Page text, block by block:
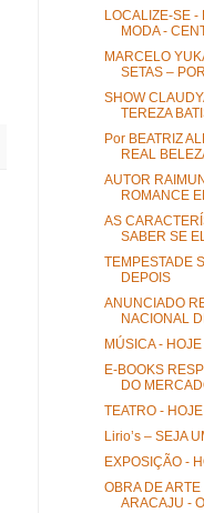
LOCALIZE-SE -
MODA -
MARCELO
SETAS –
SHOW
TEREZA
Por BEATRIZ
REAL
AUTOR
ROMANCE
AS
SABER SE
TEMPESTADE
DEPOIS
ANUNCIADO
NACIONAL
MÚSICA -
E-BOOKS
DO
TEATRO -
Lirio’s – SEJA
EXPOSIÇÃO -
OBRA DE
ARACAJU -